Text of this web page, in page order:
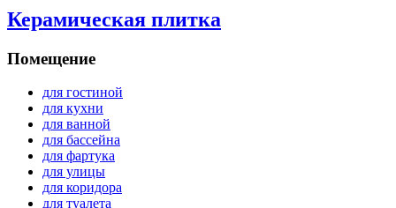
Керамическая плитка
Помещение
для гостиной
для кухни
для ванной
для бассейна
для фартука
для улицы
для коридора
для туалета